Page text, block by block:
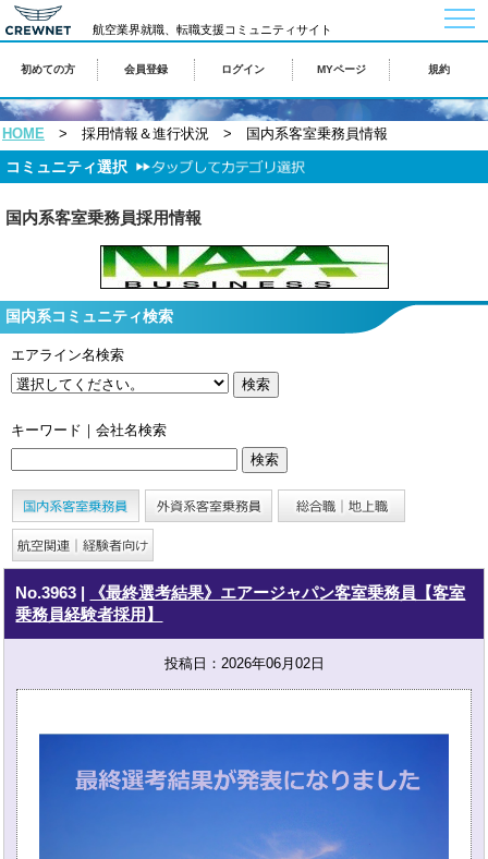
航空業界就職、転職支援コミュニティサイト
初めての方 会員登録 ログイン MYページ 規約
HOME > 採用情報＆進行状況 > 国内系客室乗務員情報
コミュニティ選択
国内系客室乗務員採用情報
国内系コミュニティ検索
エアライン名検索
キーワード｜会社名検索
No.3963 |
《最終選考結果》エアージャパン客室乗務員【客室
乗務員経験者採用】
投稿日：2026年06月02日